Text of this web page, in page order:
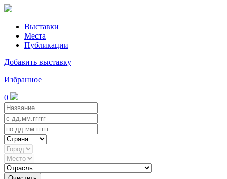
Выставки
Места
Публикации
Добавить выставку
Избранное
0